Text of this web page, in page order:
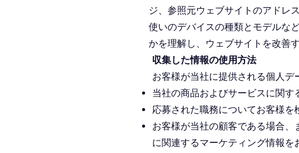
ジ、参照元ウェブサイトのアドレ
使いのデバイスの種類とモデルな
かを理解し、ウェブサイトを改善
収集した情報の使用方法
お客様が当社に提供される個人デ
当社の商品およびサービスに関す
応募された職務についてお客様を
お客様が当社の顧客である場合
に関連するマーケティング情報を